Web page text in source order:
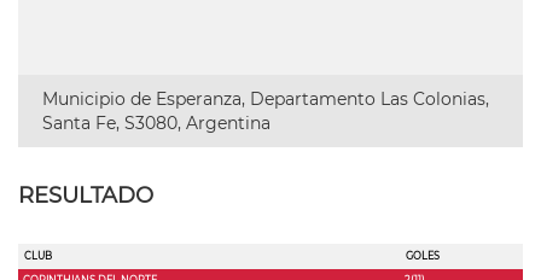
Municipio de Esperanza, Departamento Las Colonias,
Santa Fe, S3080, Argentina
RESULTADO
CLUB
GOLES